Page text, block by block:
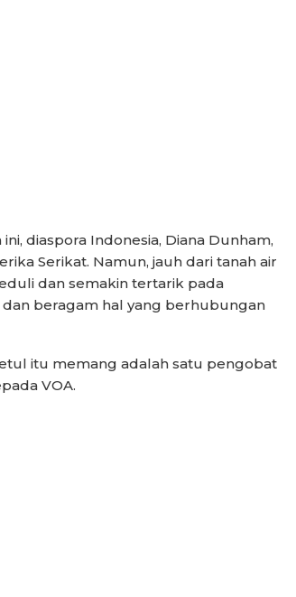
ini, diaspora Indonesia, Diana Dunham,
Serikat. Namun, jauh dari tanah air
dan semakin tertarik pada
beragam hal yang berhubungan
itu memang adalah satu pengobat
VOA.